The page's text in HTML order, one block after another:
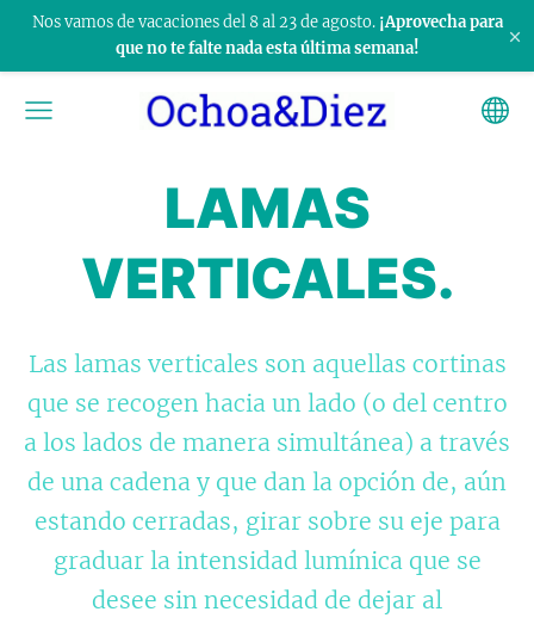
Nos vamos de vacaciones del 8 al 23 de agosto. ¡Aprovecha para
que no te falte nada esta última semana!
×
LAMAS
VERTICALES.
Las lamas verticales son aquellas cortinas
que se recogen hacia un lado (o del centro
a los lados de manera simultánea) a través
de una cadena y que dan la opción de, aún
estando cerradas, girar sobre su eje para
graduar la intensidad lumínica que se
desee sin necesidad de dejar al